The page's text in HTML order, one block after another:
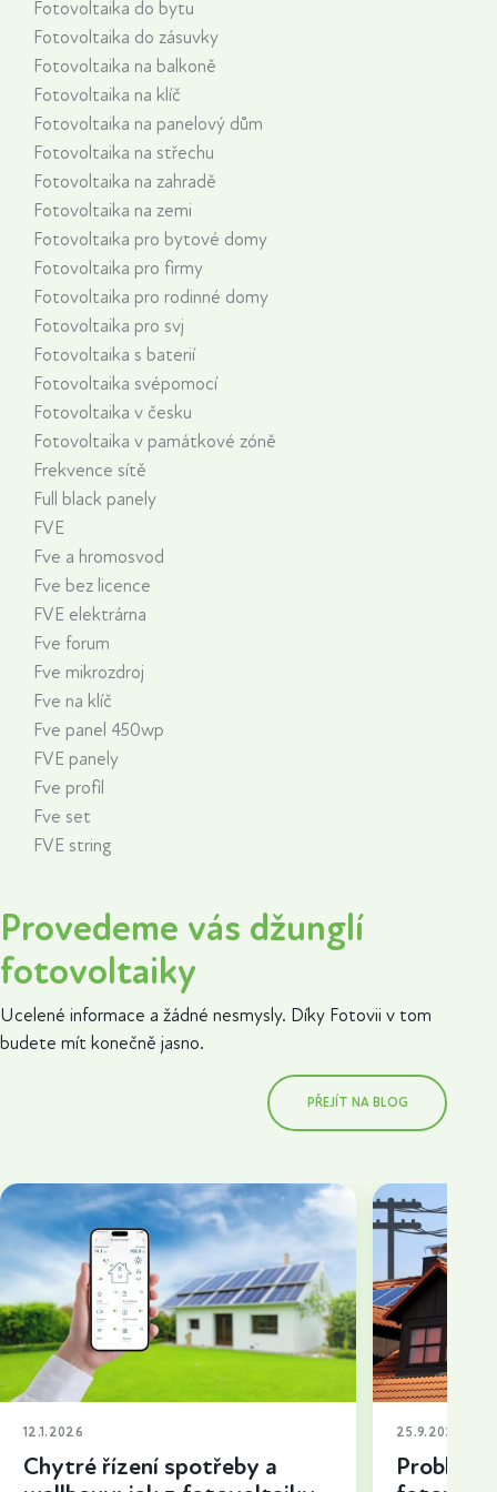
Fotovoltaika do bytu
Fotovoltaika do zásuvky
Fotovoltaika na balkoně
Fotovoltaika na klíč
Fotovoltaika na panelový dům
Fotovoltaika na střechu
Fotovoltaika na zahradě
Fotovoltaika na zemi
Fotovoltaika pro bytové domy
Fotovoltaika pro firmy
Fotovoltaika pro rodinné domy
Fotovoltaika pro svj
Fotovoltaika s baterií
Fotovoltaika svépomocí
Fotovoltaika v česku
Fotovoltaika v památkové zóně
Frekvence sítě
Full black panely
FVE
Fve a hromosvod
Fve bez licence
FVE elektrárna
Fve forum
Fve mikrozdroj
Fve na klíč
Fve panel 450wp
FVE panely
Fve profil
Fve set
FVE string
Provedeme vás džunglí
fotovoltaiky
Ucelené informace a žádné nesmysly. Díky Fotovii v tom
budete mít konečně jasno.
PŘEJÍT NA BLOG
12.1.2026
Chytré řízení spotřeby a
25.9.2025